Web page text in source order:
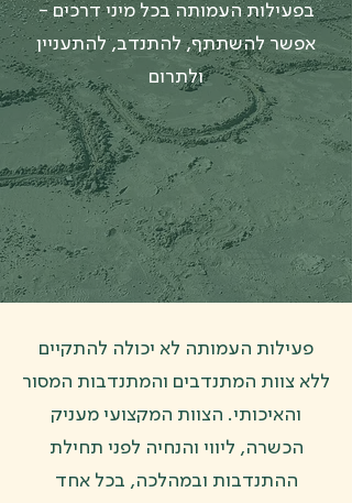
בפעילות העמותה בכל מיני דרכים -
אפשר להשתתף, להתנדב, להתעניין
ולתרום
פעילות העמותה לא יכולה להתקיים
ללא צוות המתנדבים והמתנדבות המסור
והאיכותי. הצוות המקצועי מעניק
הכשרה, ליווי והנחיה לפני תחילת
ההתנדבות ובמהלכה, בכל אחד